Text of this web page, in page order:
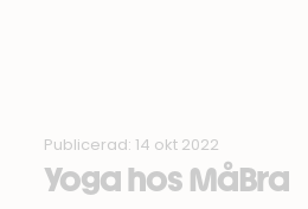
Publicerad: 14 okt 2022
Yoga hos MåBra